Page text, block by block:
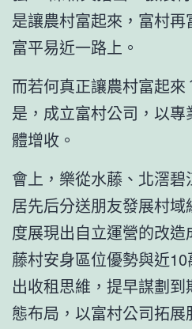
是讓農村富起來，富村
富平易近一路上。
而若何真正讓農村富起
是，成立富村公司，以
體增收。
會上，樂從水藤、北滘
居先后分送朋友發展村
度展現出自立運營的改
藤村安身區位優勢與近
出收租思維，提早謀劃
態布局，以富村公司拓